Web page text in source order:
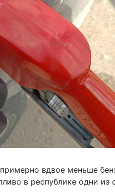
вдвое меньше
в республике одни из